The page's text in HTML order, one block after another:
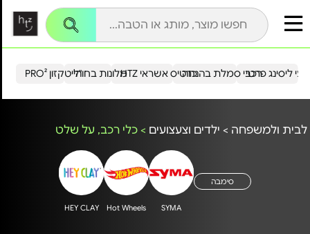
הייטקזון PRO²מלונות בחו"ל כרטיס אשראי HTZ ליסינג פרטירכבי סמלת בהנחה
לבית ולמשפחה > ילדים וצעצועים > כלי רכב, על שלט
סימבה
SYMA
Hot Wheels
HEY CLAY